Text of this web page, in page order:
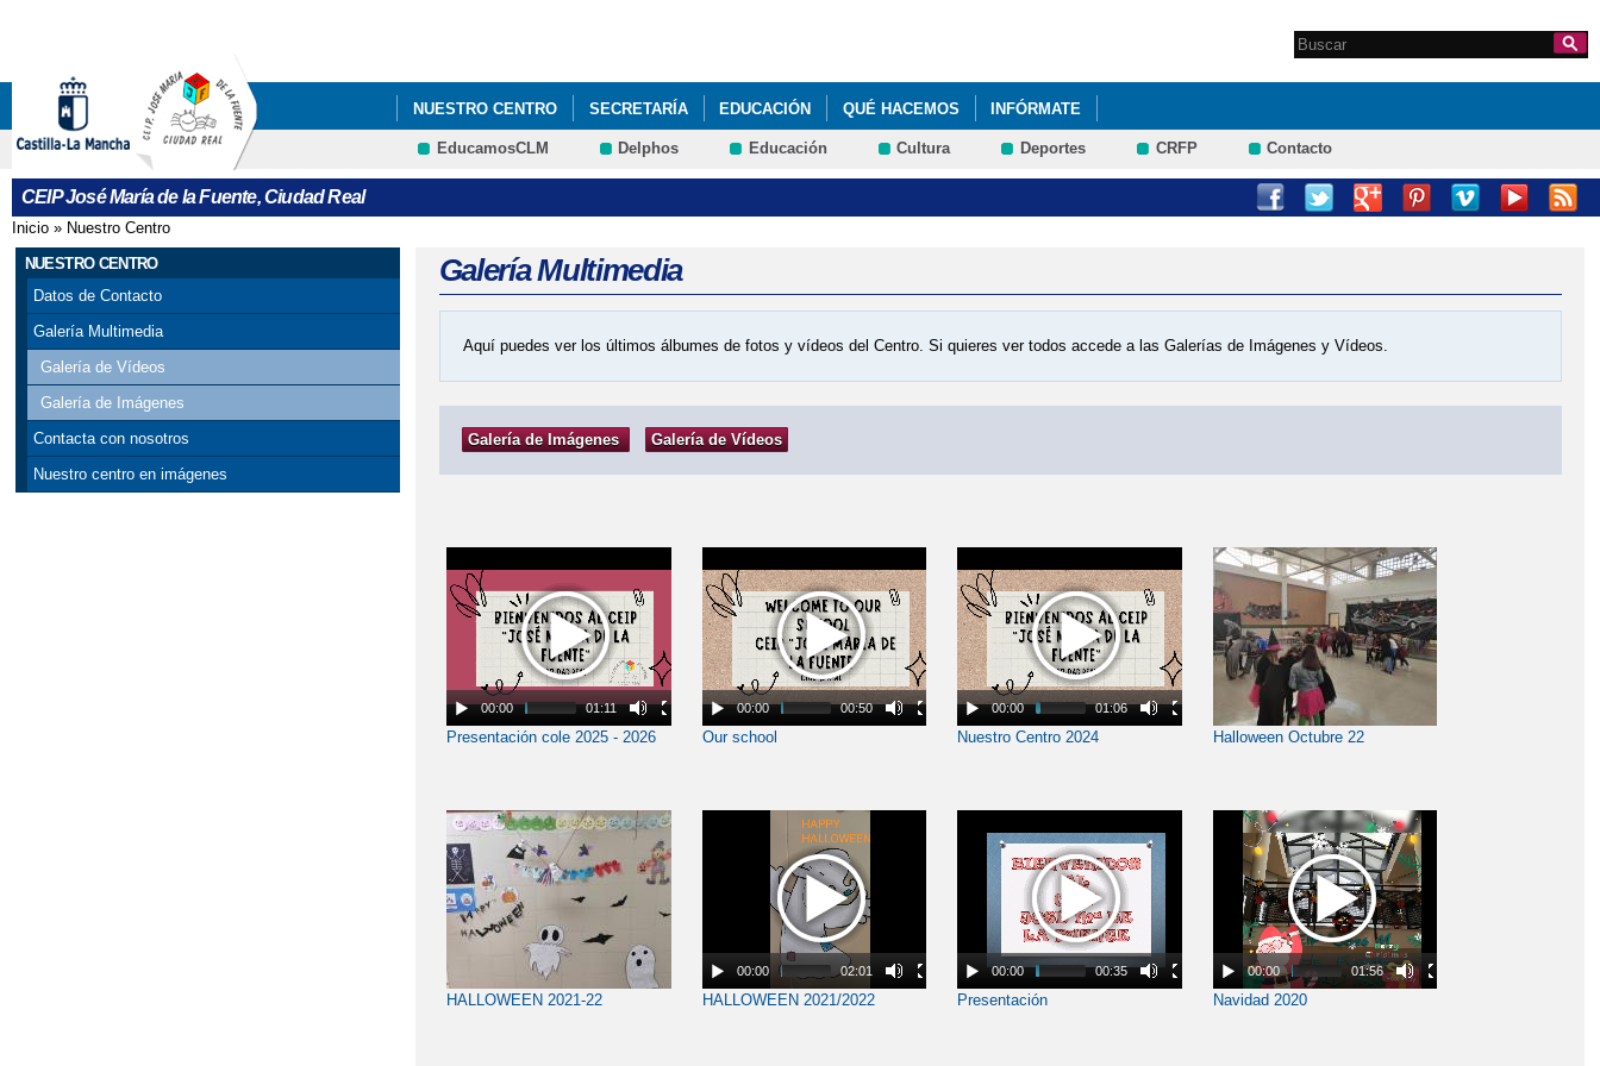
Formulario de
Search this site
NUESTRO CENTRO SECRETARÍA EDUCACIÓN QUÉ HACEMOS INFÓRMATE
EducamosCLM Delphos Educación Cultura Deportes CRFP Contacto
CEIP José María de la Fuente, Ciudad Real
Se encuentra usted aquí
Inicio » Nuestro Centro
NUESTRO CENTRO
Datos de Contacto
Galería Multimedia
Galería de Vídeos
Galería de Imágenes
Contacta con nosotros
Nuestro centro en imágenes
Galería Multimedia
Aquí puedes ver los últimos álbumes de fotos y vídeos del Centro. Si quieres ver todos accede a las Galerías de Imágenes y Vídeos.
Galería de Imágenes Galería de Vídeos
00:00 01:11
Presentación cole 2025 - 2026
00:00 00:50
Our school
00:00 01:06
Nuestro Centro 2024 Halloween Octubre 22
HALLOWEEN 2021-22
00:00 02:01
HALLOWEEN 2021/2022
00:00 00:35
Presentación
00:00 01:56
Navidad 2020